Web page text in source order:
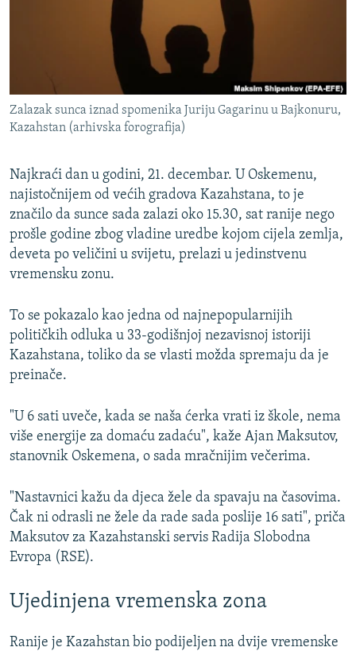
GENOCID U SREBRENICI
POPLAVE I KLIZIŠTA U BIH 2024.
TV LIBERTY
MOJA EVROPA
TRI DECENIJE OD RATA U BIH
SVE KARTE DEJTONA
NASTANAK I RASPAD JUGOSLAVIJE
Sve RFE/RL stranice
Zalazak sunca iznad spomenika Juriju Gagarinu u Bajkonuru,
Kazahstan (arhivska forografija)
Najkraći dan u godini, 21. decembar. U Oskemenu,
najistočnijem od većih gradova Kazahstana, to je
značilo da sunce sada zalazi oko 15.30, sat ranije nego
prošle godine zbog vladine uredbe kojom cijela zemlja,
deveta po veličini u svijetu, prelazi u jedinstvenu
vremensku zonu.
To se pokazalo kao jedna od najnepopularnijih
političkih odluka u 33-godišnjoj nezavisnoj istoriji
Kazahstana, toliko da se vlasti možda spremaju da je
preinače.
"U 6 sati uveče, kada se naša ćerka vrati iz škole, nema
više energije za domaću zadaću", kaže Ajan Maksutov,
stanovnik Oskemena, o sada mračnijim večerima.
"Nastavnici kažu da djeca žele da spavaju na časovima.
Čak ni odrasli ne žele da rade sada poslije 16 sati", priča
Maksutov za Kazahstanski servis Radija Slobodna
Evropa (RSE).
Ujedinjena vremenska zona
Ranije je Kazahstan bio podijeljen na dvije vremenske